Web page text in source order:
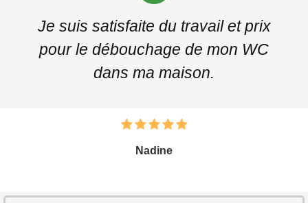
Je suis satisfaite du travail et prix
pour le débouchage de mon WC
dans ma maison.
Nadine